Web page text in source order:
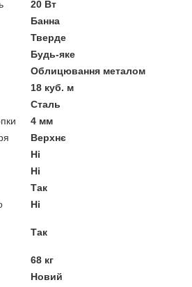
20 Вт
Банна
Тверде
Будь-яке
Облицювання металом
18 куб. м
Сталь
4 мм
Верхнє
Ні
Ні
Так
Ні
Так
68 кг
Новий